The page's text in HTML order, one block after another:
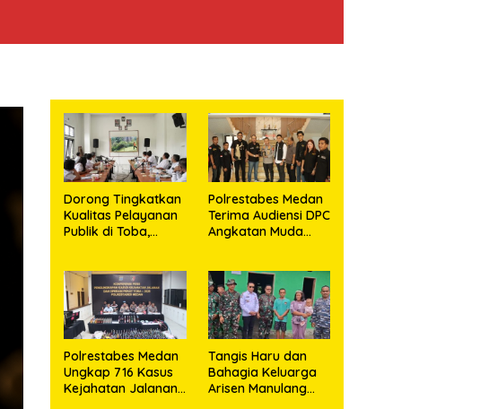
Dorong Tingkatkan
Kualitas Pelayanan
Publik di Toba,
Inovasi Perangkat
Daerah
Polrestabes Medan
Terima Audiensi DPC
Angkatan Muda
Sinergitas Jaga
Kamtibmas
Polrestabes Medan
Ungkap 716 Kasus
Kejahatan Jalanan
Tangis Haru dan
Bahagia Keluarga
Arisen Manulang